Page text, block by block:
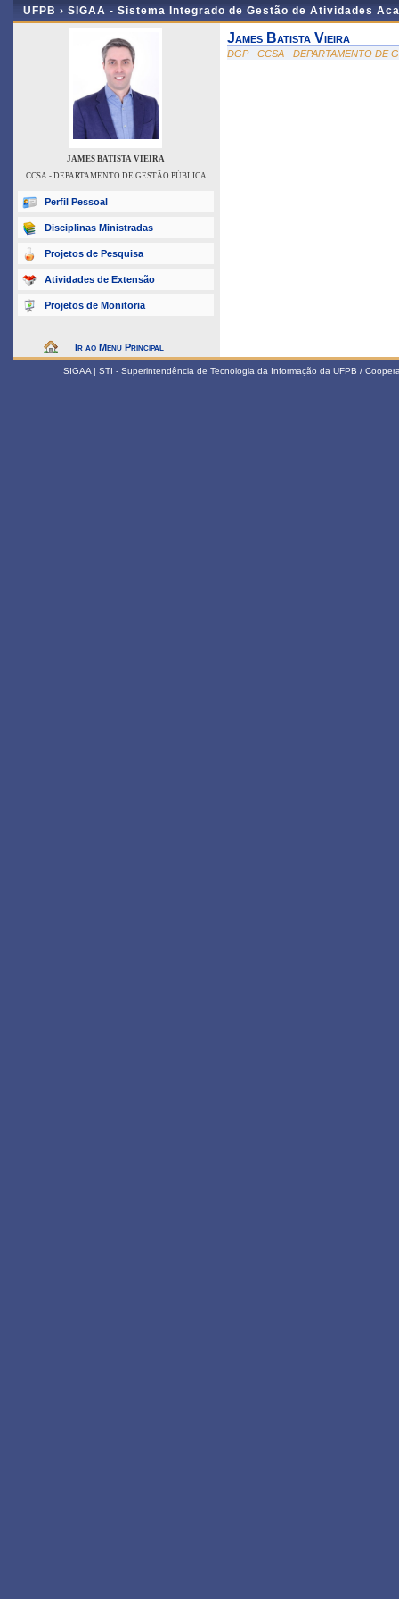
UFPB › SIGAA - Sistema Integrado de Gestão de Atividades
JAMES BATISTA VIEIRA
CCSA - DEPARTAMENTO DE GESTÃO PÚBLICA
Perfil Pessoal
Disciplinas Ministradas
Projetos de Pesquisa
Atividades de Extensão
Projetos de Monitoria
Ir ao Menu Principal
James Batista Vieira
DGP - CCSA - DEPARTAMENTO DE
SIGAA | STI - Superintendência de Tecnologia da Informação da UFPB /